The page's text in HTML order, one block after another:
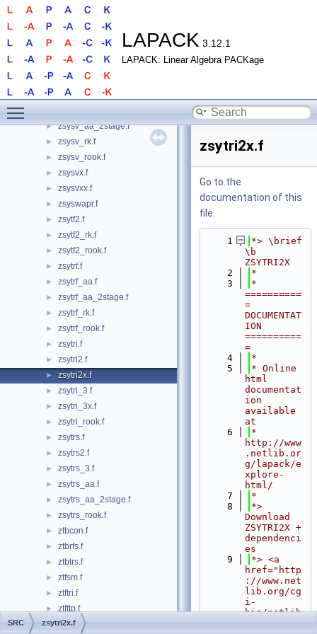
LAPACK 3.12.1
LAPACK: Linear Algebra PACKage
► zsymv.f
► zsyr.f
► zsyrfs.f
► zsyrfsx.f
► zsysv.f
► zsysv_aa_2stage.f
► zsysv_rk.f
► zsysv_rook.f
► zsysvx.f
► zsysvxx.f
► zsyswapr.f
► zsytf2.f
► zsytf2_rk.f
► zsytf2_rook.f
► zsytrf.f
► zsytrf_aa.f
► zsytrf_aa_2stage.f
► zsytrf_rk.f
► zsytrf_rook.f
► zsytri.f
► zsytri2.f
► zsytri2x.f
► zsytri_3.f
► zsytri_3x.f
► zsytri_rook.f
► zsytrs.f
► zsytrs2.f
► zsytrs_3.f
► zsytrs_aa.f
► zsytrs_aa_2stage.f
► zsytrs_rook.f
► ztbcon.f
► ztbrfs.f
► ztbtrs.f
► ztfsm.f
► ztftri.f
► ztfttp.f
► ztfttr.f
zsytri2x.f
Go to the
documentation of this
file.
    1
*> \brief
\b
ZSYTRI2X
    2
*
    3
*
==========
=
DOCUMENTAT
ION
==========
=
    4
*
    5
* Online
html
documentat
ion
available
at
    6
*
http://www
.netlib.or
g/lapack/e
xplore-
html/
    7
*
    8
*>
Download
ZSYTRI2X +
dependenci
es
    9
*> <a
href="http
://www.net
lib.org/cg
i-
bin/netlib
SRC zsytri2x.f